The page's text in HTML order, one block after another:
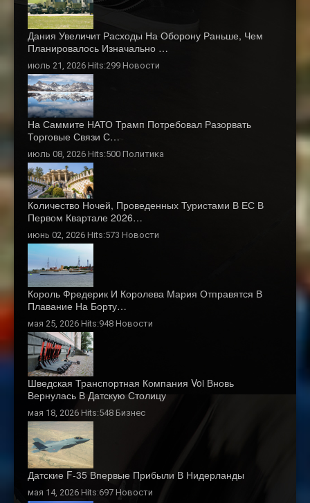
Дания Увеличит Расходы На Оборону Раньше, Чем
Планировалось Изначально …
июль 21, 2026 Hits:299 Новости
На Саммите НАТО Трамп Потребовал Разорвать
Торговые Связи С…
июль 08, 2026 Hits:500 Политика
Количество Ночей, Проведенных Туристами В ЕС В
Первом Квартале 2026…
июнь 02, 2026 Hits:573 Новости
Король Фредерик И Королева Мария Отправятся В
Плавание На Борту…
мая 25, 2026 Hits:948 Новости
Шведская Транспортная Компания Voi Вновь
Вернулась В Датскую Столицу
мая 18, 2026 Hits:548 Бизнес
Датские F-35 Впервые Прибыли В Нидерланды
мая 14, 2026 Hits:697 Новости